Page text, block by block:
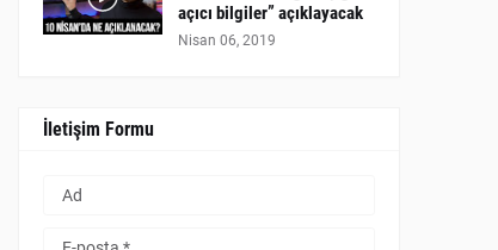
açıcı bilgiler” açıklayacak
Nisan 06, 2019
İletişim Formu